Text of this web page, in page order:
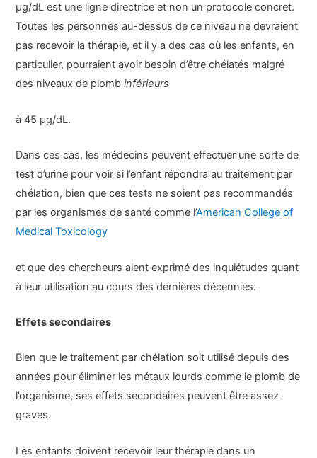
μg/dL est une ligne directrice et non un protocole concret.
Toutes les personnes au-dessus de ce niveau ne devraient
pas recevoir la thérapie, et il y a des cas où les enfants, en
particulier, pourraient avoir besoin d’être chélatés malgré
des niveaux de plombinférieurs
à 45 μg/dL.
Dans ces cas, les médecins peuvent effectuer une sorte de
test d’urine pour voir si l’enfant répondra au traitement par
chélation, bien que ces tests ne soient pas recommandés
par les organismes de santé comme l’American College of
Medical Toxicology
et que des chercheurs aient exprimé des inquiétudes quant
à leur utilisation au cours des dernières décennies.
Effets secondaires
Bien que le traitement par chélation soit utilisé depuis des
années pour éliminer les métaux lourds comme le plomb de
l’organisme, ses effets secondaires peuvent être assez
graves.
Les enfants doivent recevoir leur thérapie dans un